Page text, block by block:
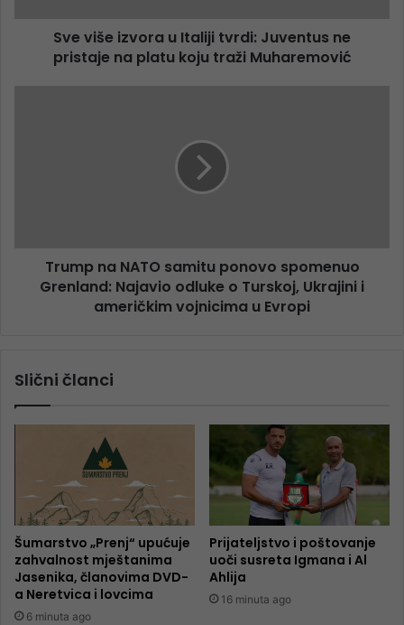
Sve više izvora u Italiji tvrdi: Juventus ne
pristaje na platu koju traži Muharemović
Trump na NATO samitu ponovo spomenuo
Grenland: Najavio odluke o Turskoj, Ukrajini i
američkim vojnicima u Evropi
Slični članci
Šumarstvo „Prenj“ upućuje
zahvalnost mještanima
Jasenika, članovima DVD-
a Neretvica i lovcima
6 minuta ago
Prijateljstvo i poštovanje
uoči susreta Igmana i Al
Ahlija
16 minuta ago